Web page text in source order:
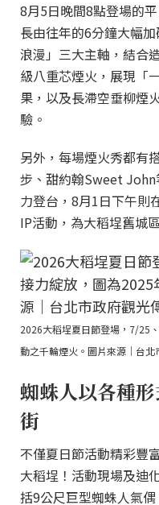
8月5日晚間8點登場的
長由往年的6分鐘大幅
浪漫」三大主軸，結合
級八重芯煙火，展現「
果，以及長滯空垂柳煙
驗。
另外，每場煙火秀都有
步、甜約翰Sweet
力登台，8月1日下午則
IP活動，為大稻埕舊城
2026大稻埕夏日節登場，7/25
動之千輪煙火。圖片來源｜台北
蜘蛛人以各種
街
不僅夏日節活動精彩豐
大稻埕！活動現場及迪
括9公尺巨型蜘蛛人氣